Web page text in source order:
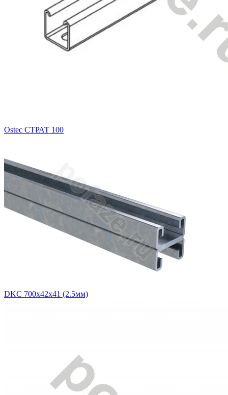
Ostec СТРАТ 100
DKC 700х42х41 (2.5мм)